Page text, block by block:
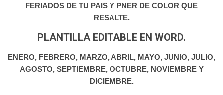
FERIADOS DE TU PAIS Y PNER DE COLOR QUE
RESALTE.
PLANTILLA EDITABLE EN WORD.
ENERO, FEBRERO, MARZO, ABRIL, MAYO, JUNIO, JULIO,
AGOSTO, SEPTIEMBRE, OCTUBRE, NOVIEMBRE Y
DICIEMBRE.